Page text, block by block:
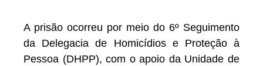
A prisão ocorreu por meio do 6º Seguimento
da Delegacia de Homicídios e Proteção à
Pessoa (DHPP), com o apoio da Unidade de